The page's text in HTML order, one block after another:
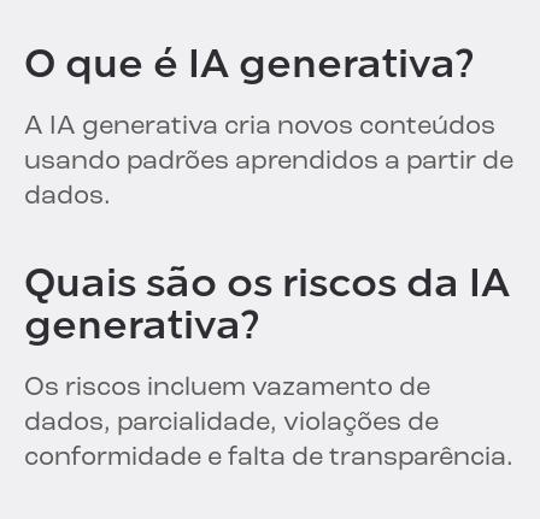
O que é IA generativa?
A IA generativa cria novos conteúdos
usando padrões aprendidos a partir de
dados.
Quais são os riscos da IA
generativa?
Os riscos incluem vazamento de
dados, parcialidade, violações de
conformidade e falta de transparência.